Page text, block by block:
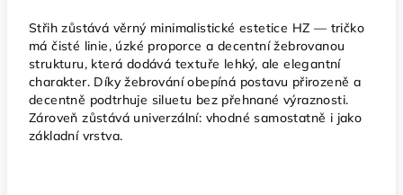
Střih zůstává věrný minimalistické estetice HZ — tričko
má čisté linie, úzké proporce a decentní žebrovanou
strukturu, která dodává textuře lehký, ale elegantní
charakter. Díky žebrování obepíná postavu přirozeně a
decentně podtrhuje siluetu bez přehnané výraznosti.
Zároveň zůstává univerzální: vhodné samostatně i jako
základní vrstva.